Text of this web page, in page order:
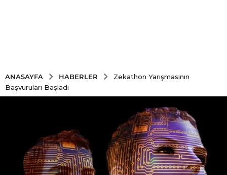
ANASAYFA HABERLER
Zekathon Yarışmasının
Başvuruları Başladı